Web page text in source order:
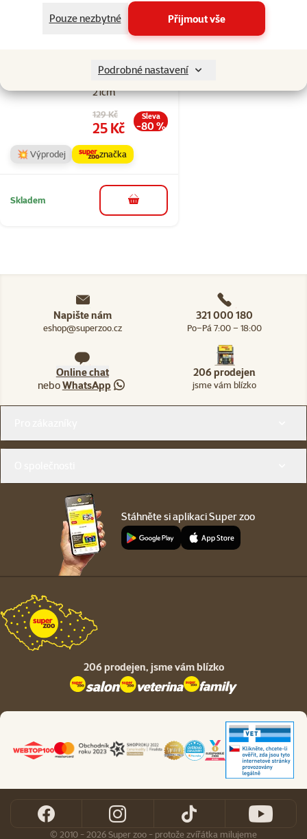
Pouze nezbytné
Přijmout vše
Podrobné nastavení
Kartáč Dog
oboustranný M
21cm
Hodnocení 0%
Původní cena
129 Kč
Cena
25 Kč
Sleva
-80 %
💥 Výprodej značka
Skladem do košíku
Napište nám
eshop@superzoo.cz
321 000 180
Po–Pá 7:00 – 18:00
Online chat
neboWhatsApp
206 prodejen
jsme vám blízko
Stáhněte si aplikaci Super zoo
206 prodejen, jsme vám blízko
© 2010 - 2026 Super zoo - protože zvířátka milujeme